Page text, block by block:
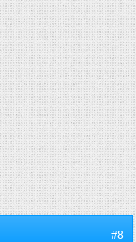
#8